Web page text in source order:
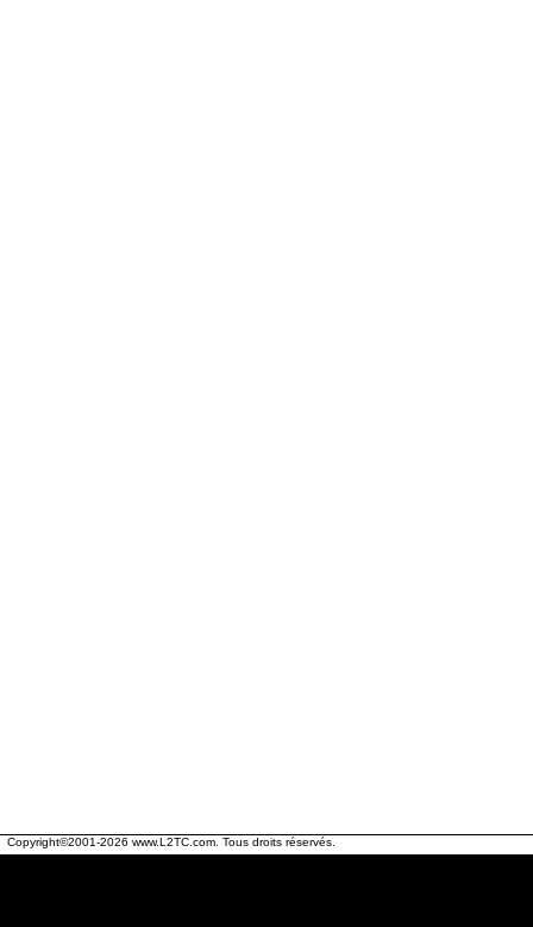
Copyright©2001-2026 www.L2TC.com . Tous droits réservés.